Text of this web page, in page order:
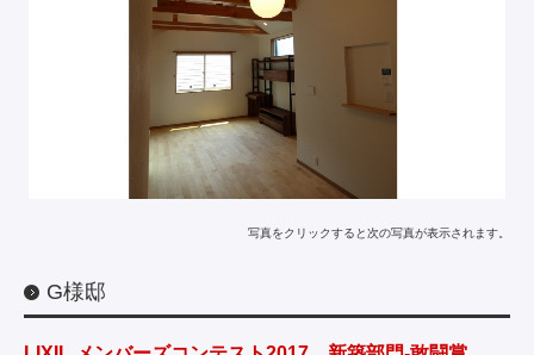
写真をクリックすると次の写真が表示されます。
G様邸